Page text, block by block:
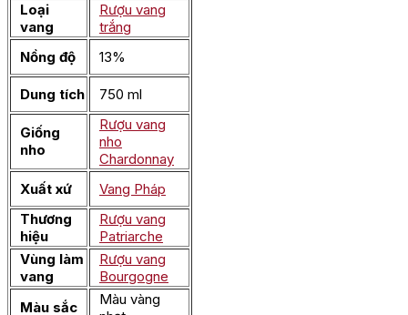
Loại
vang
Rượu vang
trắng
Nồng độ
13%
Dung tích 750 ml
Giống
nho
Rượu vang
nho
Chardonnay
Xuất xứ
Vang Pháp
Thương
hiệu
Rượu vang
Patriarche
Vùng làm
vang
Rượu vang
Bourgogne
Màu sắc
Màu vàng